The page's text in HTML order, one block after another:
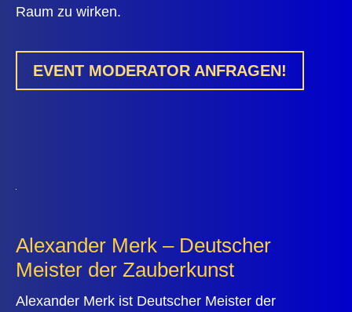
Raum zu wirken.
EVENT MODERATOR ANFRAGEN!
Alexander Merk – Deutscher
Meister der Zauberkunst
Alexander Merk ist Deutscher Meister der